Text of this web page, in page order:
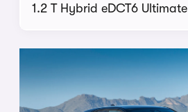
1.2 T Hybrid eDCT6 Ultimate